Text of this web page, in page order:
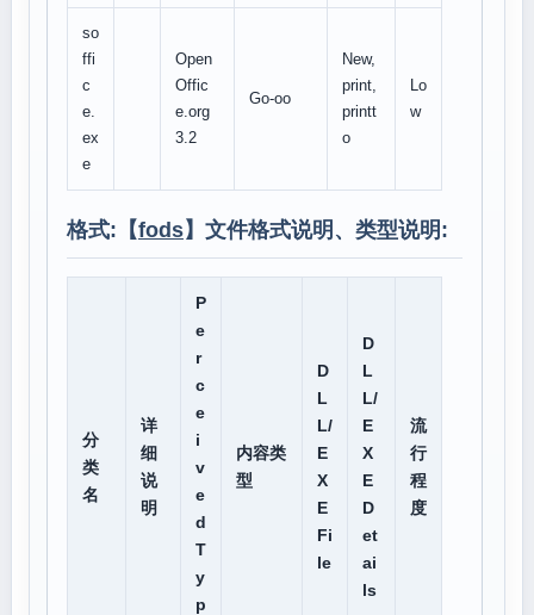
so
ffi
c
e.
ex
e
Open
Offic
e.org
3.2
Go-oo
New,
print,
printt
o
Lo
w
格式:【fods】文件格式说明、类型说明:
分
类
名
详
细
说
明
P
e
r
c
e
i
v
e
d
T
y
p
内容类
型
D
L
L/
E
X
E
Fi
le
D
L
L/
E
X
E
D
et
ai
ls
流
行
程
度